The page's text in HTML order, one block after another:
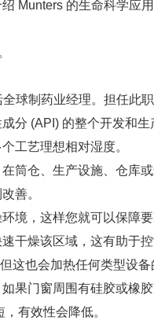
Munters 的生命科学应
球制药业经理。担任此
分 (API) 的整个开发和
工艺理想相对湿度。
筒仓、生产设施、仓库
善。
境，这样您就可以保障
干燥该区域，这有助于
这也会加热任何类型设
果门窗周围有硅胶或橡
有效性会降低。